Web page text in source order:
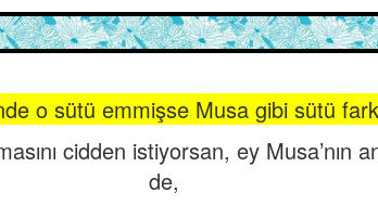
o sütü emmişse Musa gibi sütü
cidden istiyorsan, ey Musa’nın
de,